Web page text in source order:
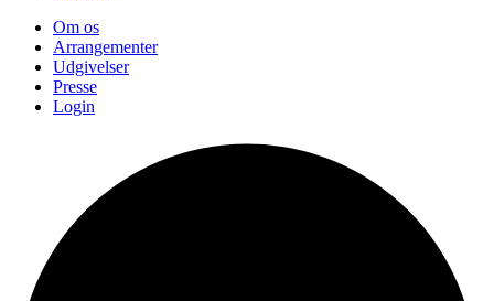
Om os
Arrangementer
Udgivelser
Presse
Login